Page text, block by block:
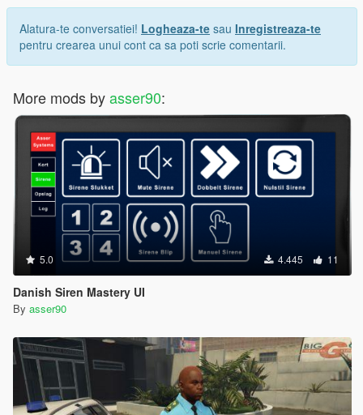
Alatura-te conversatiei! Logheaza-te sau Inregistreaza-te
pentru crearea unui cont ca sa poti scrie comentarii.
More mods byasser90:
5.0 4.445 11
Danish Siren Mastery UI
By asser90